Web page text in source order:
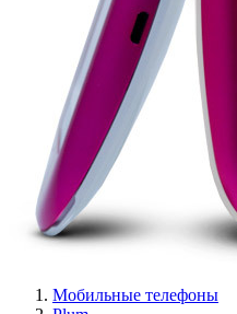
Мобильные телефоны